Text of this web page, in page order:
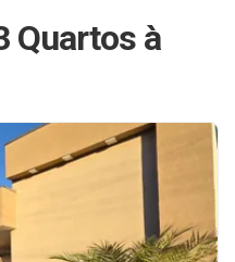
Quartos à